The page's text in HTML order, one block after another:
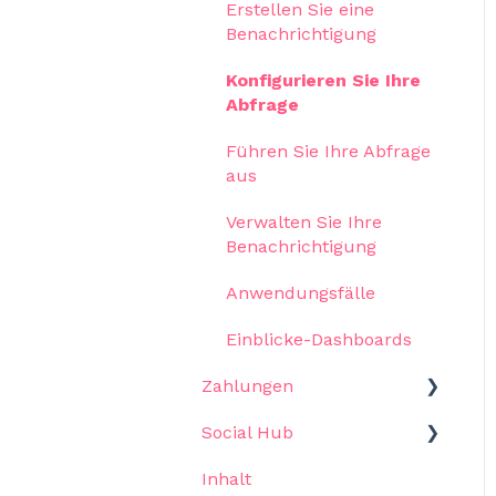
Recruitment
Geschätzte Ergebnisse
Programme
Casting Call
Dashboards und
Vorlagen
Verfolgung
Erstellen Sie eine
Benachrichtigung
Konfigurieren Sie Ihre
Abfrage
Führen Sie Ihre Abfrage
aus
Verwalten Sie Ihre
Benachrichtigung
Anwendungsfälle
Einblicke-Dashboards
Zahlungen
Anfangen
Zahlungen
Social Hub
Inbox
Inhalt